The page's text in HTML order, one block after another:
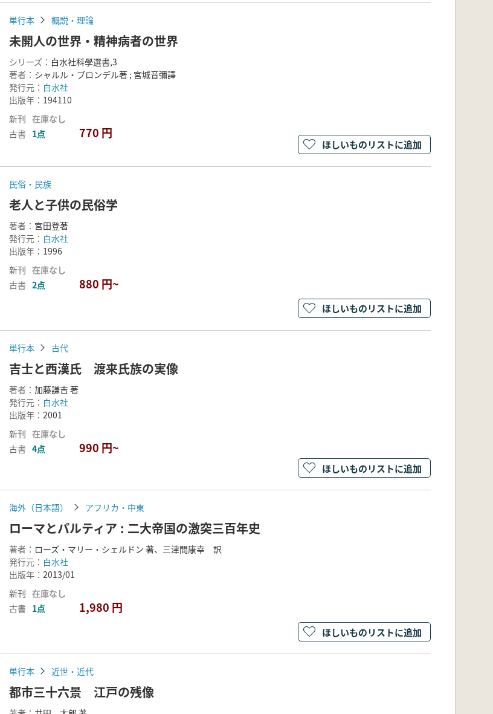
単行本 概説・理論
未開人の世界・精神病者の世界
シリーズ： 白水社科學選書,3
著者： シャルル・ブロンデル著 ; 宮城音彌譯
発行元： 白水社
出版年： 194110
新刊 在庫なし
古書 1点 770 円
ほしいものリストに追加
民俗・民族
老人と子供の民俗学
著者： 宮田登著
発行元： 白水社
出版年： 1996
新刊 在庫なし
古書 2点 880 円~
ほしいものリストに追加
単行本 古代
吉士と西漢氏 渡来氏族の実像
著者： 加藤謙吉 著
発行元： 白水社
出版年： 2001
新刊 在庫なし
古書 4点 990 円~
ほしいものリストに追加
海外（日本語） アフリカ・中東
ローマとパルティア : 二大帝国の激突三百年史
著者： ローズ・マリー・シェルドン 著、三津間康幸 訳
発行元： 白水社
出版年： 2013/01
新刊 在庫なし
古書 1点 1,980 円
ほしいものリストに追加
単行本 近世・近代
都市三十六景 江戸の残像